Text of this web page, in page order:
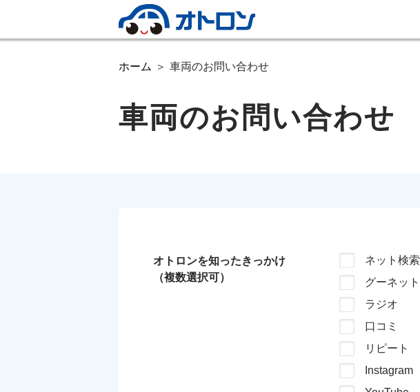
ホーム 車両のお問い合わせ
車両のお問い合わせ
オトロンを知ったきっかけ
（複数選択可）
ネット検索
グーネット
ラジオ
口コミ
リピート
Instagram